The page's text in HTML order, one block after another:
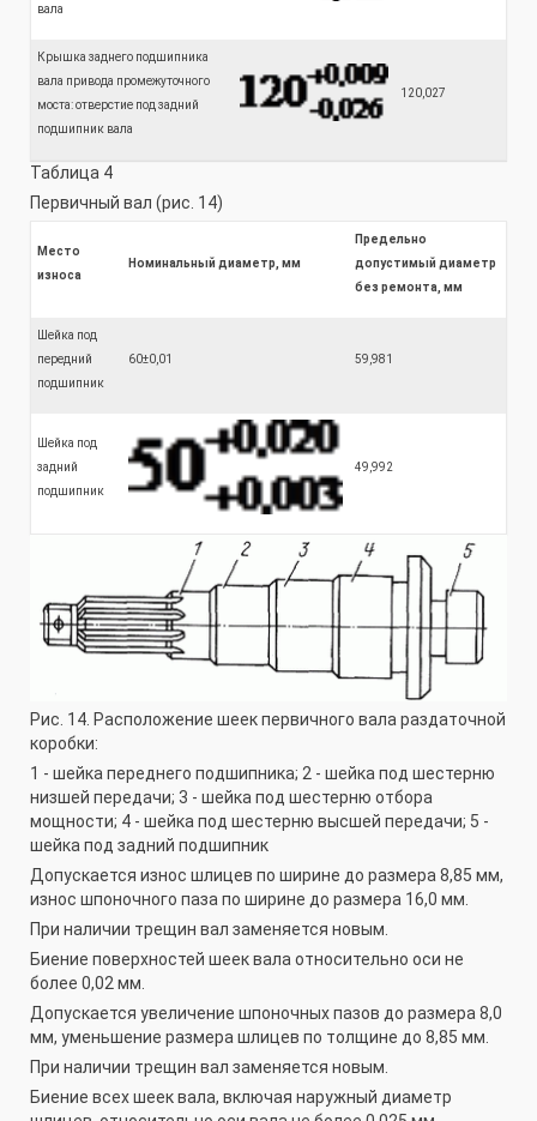
вала
Крышка заднего подшипника
вала привода промежуточного
моста: отверстие под задний
подшипник вала
120,027
Таблица 4
Первичный вал (рис. 14)
Место
износа
Номинальный диаметр, мм
Предельно
допустимый диаметр
без ремонта, мм
Шейка под
передний
подшипник
60±0,01 59,981
Шейка под
задний
подшипник
49,992
Рис. 14. Расположение шеек первичного вала раздаточной
коробки:
1 - шейка переднего подшипника; 2 - шейка под шестерню
низшей передачи; 3 - шейка под шестерню отбора
мощности; 4 - шейка под шестерню высшей передачи; 5 -
шейка под задний подшипник
Допускается износ шлицев по ширине до размера 8,85 мм,
износ шпоночного паза по ширине до размера 16,0 мм.
При наличии трещин вал заменяется новым.
Биение поверхностей шеек вала относительно оси не
более 0,02 мм.
Допускается увеличение шпоночных пазов до размера 8,0
мм, уменьшение размера шлицев по толщине до 8,85 мм.
При наличии трещин вал заменяется новым.
Биение всех шеек вала, включая наружный диаметр